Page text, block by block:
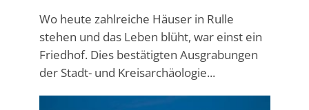
Wo heute zahlreiche Häuser in Rulle
stehen und das Leben blüht, war einst ein
Friedhof. Dies bestätigten Ausgrabungen
der Stadt- und Kreisarchäologie...